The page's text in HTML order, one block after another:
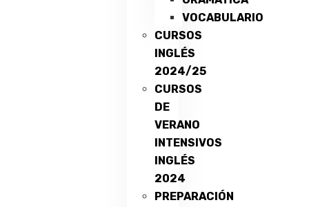
VOCABULARIO
CURSOS
INGLÉS
2024/25
CURSOS
DE
VERANO
INTENSIVOS
INGLÉS
2024
PREPARACIÓN